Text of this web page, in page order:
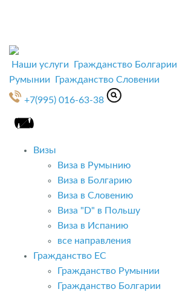
Наши услуги Гражданство Болгарии
Румынии
Гражданство Словении
+7(995) 016-63-38
Визы
Виза в Румынию
Виза в Болгарию
Виза в Словению
Виза "D" в Польшу
Виза в Испанию
все направления
Гражданство ЕС
Гражданство Румынии
Гражданство Болгарии